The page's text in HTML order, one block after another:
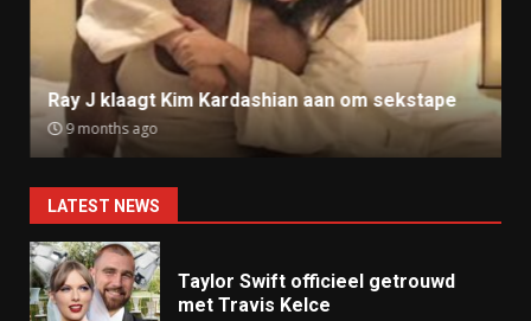
Ray J klaagt Kim Kardashian aan om sekstape
9 months ago
LATEST NEWS
Taylor Swift officieel getrouwd
met Travis Kelce